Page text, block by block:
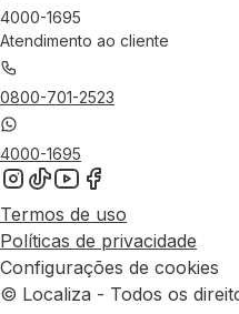
4000-1695
Atendimento ao cliente
0800-701-2523
4000-1695
Termos de uso
Políticas de privacidade
Configurações de cookies
© Localiza - Todos os